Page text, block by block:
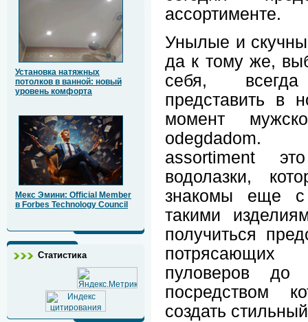
Установка натяжных
потолков в ванной: новый
уровень комфорта
Мекс Эмини: Official Member
в Forbes Technology Council
Статистика
ассортименте.
Унылые и
да к тому же,
себя,
представить в
момент
odegdadom.
assortiment
водолазки,
знакомы еще с
такими
получиться
пуловеров до
посредством
создать